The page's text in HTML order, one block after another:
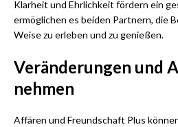
Klarheit und Ehrlichkeit fördern ein
ermöglichen es beiden Partnern, die
Weise zu erleben und zu genießen.
Veränderungen und
nehmen
Affären und Freundschaft Plus